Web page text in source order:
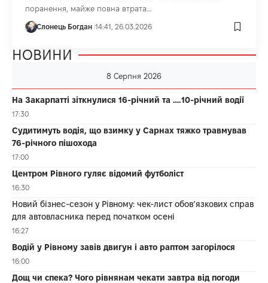
поранення, майже повна втрата…
Слонець Богдан 14:41, 26.03.2026
НОВИНИ
8 Серпня 2026
На Закарпатті зіткнулися 16-річний та ….10-річний водії
17:30
Судитимуть водія, що взимку у Сарнах тяжко травмував
76-річного пішохода
17:00
Центром Рівного гуляє відомий футболіст
16:30
Новий бізнес-сезон у Рівному: чек-лист обов’язкових справ
для автовласника перед початком осені
16:27
Водій у Рівному завів двигун і авто раптом загорілося
16:00
Дощ чи спека? Чого рівнянам чекати завтра від погоди